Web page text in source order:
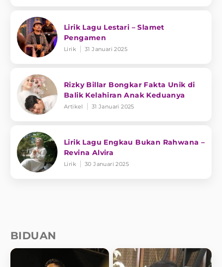
Lirik Lagu Lestari – Slamet
Pengamen
Lirik 31 Januari 2025
Rizky Billar Bongkar Fakta Unik di
Balik Kelahiran Anak Keduanya
Artikel 31 Januari 2025
Lirik Lagu Engkau Bukan Rahwana –
Revina Alvira
Lirik 30 Januari 2025
BIDUAN